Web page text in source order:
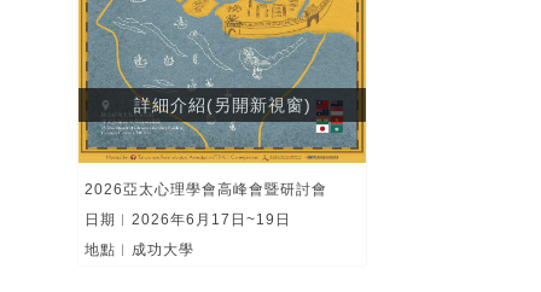
詳細介紹(另開新視窗)
2026亞太心理學會高峰會暨研討會
日期︱2026年6月17日~19日
地點︱成功大學